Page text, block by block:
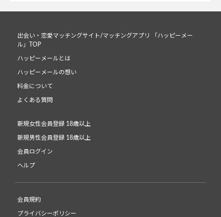
出会い・恋愛マッチングサイト/マッチングアプリ 「ハッピーメー
ル」TOP
ハッピーメールとは
ハッピーメールの想い
料金について
よくある質問
新規女性会員登録 18歳以上
新規男性会員登録 18歳以上
会員ログイン
ヘルプ
会員規約
プライバシーポリシー